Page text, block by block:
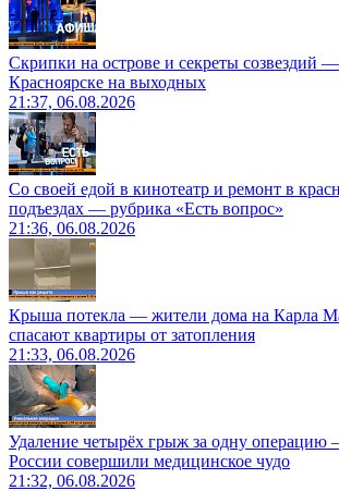
Скрипки на острове и секреты созвездий —
Красноярске на выходных
21:37, 06.08.2026
Со своей едой в кинотеатр и ремонт в
подъездах — рубрика «Есть вопрос»
21:36, 06.08.2026
Крыша потекла — жители дома на Карла
спасают квартиры от затопления
21:33, 06.08.2026
Удаление четырёх грыж за одну
России совершили медицинское чудо
21:32, 06.08.2026